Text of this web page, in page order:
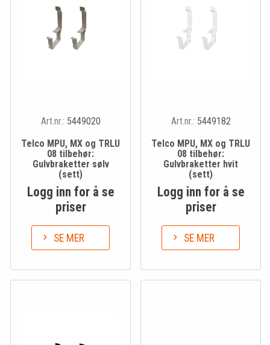
Art.nr.: 5449020
Telco MPU, MX og TRLU
08 tilbehør:
Gulvbraketter sølv
(sett)
Logg inn for å se
priser
SE MER
Art.nr.: 5449182
Telco MPU, MX og TRLU
08 tilbehør:
Gulvbraketter hvit
(sett)
Logg inn for å se
priser
SE MER